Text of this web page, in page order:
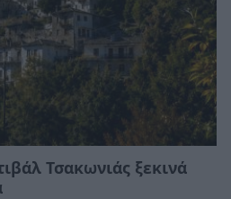
Τσακωνιάς ξεκινά